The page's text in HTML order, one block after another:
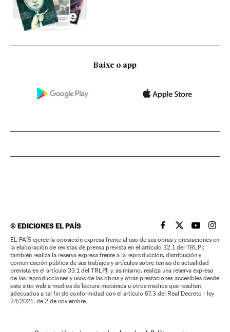
Baixe o app
©EDICIONES EL PAÍS EL PAÍS BRASIL EN
EL PAÍSEL PAÍS
EL
EL PAÍS ejerce la oposición expresa frente al uso de sus obras y prestaciones en
la elaboración de revistas de prensa prevista en el artículo 32.1 del TRLPI;
también realiza la reserva expresa frente a la reproducción, distribución y
comunicación pública de sus trabajos y artículos sobre temas de actualidad
prevista en el artículo 33.1 del TRLPI; y, asimismo, realiza una reserva expresa
de las reproducciones y usos de las obras y otras prestaciones accesibles desde
este sitio web a medios de lectura mecánica u otros medios que resulten
adecuados a tal fin de conformidad con el artículo 67.3 del Real Decreto - ley
24/2021, de 2 de noviembre